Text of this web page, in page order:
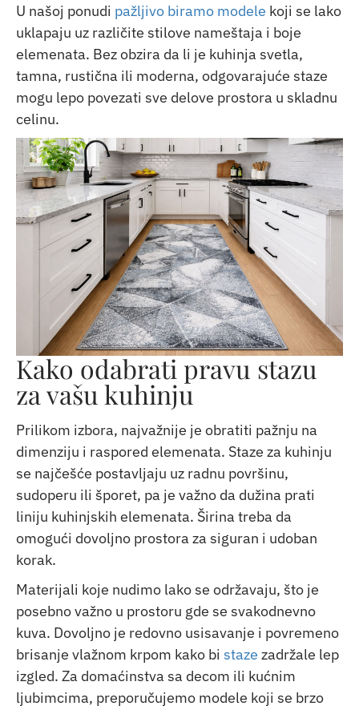
U našoj ponudi pažljivo biramo modele koji se lako
uklapaju uz različite stilove nameštaja i boje
elemenata. Bez obzira da li je kuhinja svetla,
tamna, rustična ili moderna, odgovarajuće staze
mogu lepo povezati sve delove prostora u skladnu
celinu.
Kako odabrati pravu stazu
za vašu kuhinju
Prilikom izbora, najvažnije je obratiti pažnju na
dimenziju i raspored elemenata. Staze za kuhinju
se najčešće postavljaju uz radnu površinu,
sudoperu ili šporet, pa je važno da dužina prati
liniju kuhinjskih elemenata. Širina treba da
omogući dovoljno prostora za siguran i udoban
korak.
Materijali koje nudimo lako se održavaju, što je
posebno važno u prostoru gde se svakodnevno
kuva. Dovoljno je redovno usisavanje i povremeno
brisanje vlažnom krpom kako bi staze zadržale lep
izgled. Za domaćinstva sa decom ili kućnim
ljubimcima, preporučujemo modele koji se brzo